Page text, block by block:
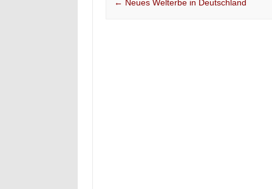
Post navigation
← Neues Welterbe in Deutschland